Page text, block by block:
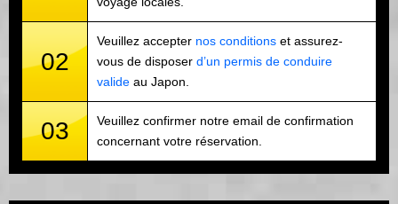
02
Veuillez accepter nos conditions et assurez-
vous de disposer d’un permis de conduire
valide au Japon.
03
Veuillez confirmer notre email de confirmation
concernant votre réservation.